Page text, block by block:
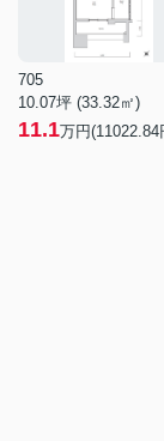
705
10.07坪 (33.32㎡)
11.1万円(11022.84